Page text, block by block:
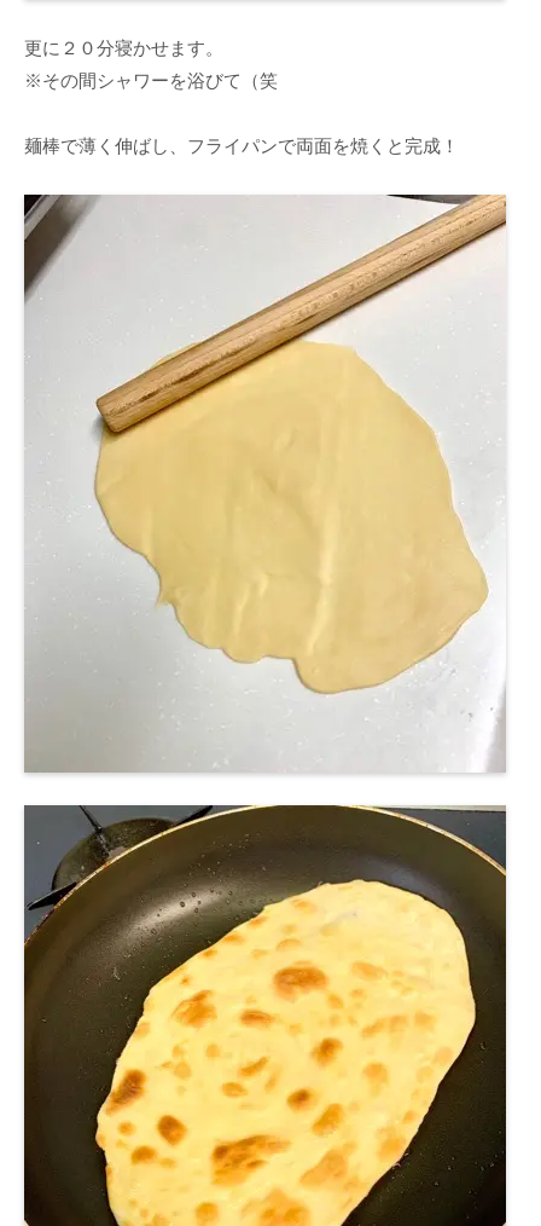
更に２０分寝かせます。
※その間シャワーを浴びて（笑
麺棒で薄く伸ばし、フライパンで両面を焼くと完成！